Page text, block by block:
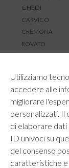
Utilizziamo
accedere alle
migliorare
personalizzati. Il
di elaborare dati
ID univoci su
del consenso
caratteristiche e
GHEDI
CARVICO
CREMONA
ROVATO
RESI E RIMBORSI
REGOLAMENTO
CONTATTACI